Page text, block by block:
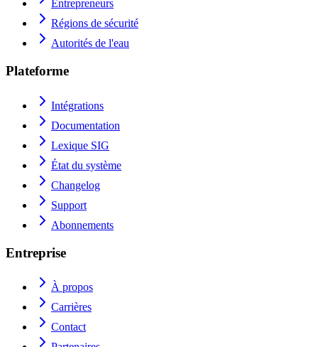
Entrepreneurs
Régions de sécurité
Autorités de l'eau
Plateforme
Intégrations
Documentation
Lexique SIG
État du système
Changelog
Support
Abonnements
Entreprise
À propos
Carrières
Contact